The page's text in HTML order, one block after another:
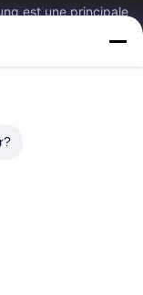
est une principale
l'acier en
Nous